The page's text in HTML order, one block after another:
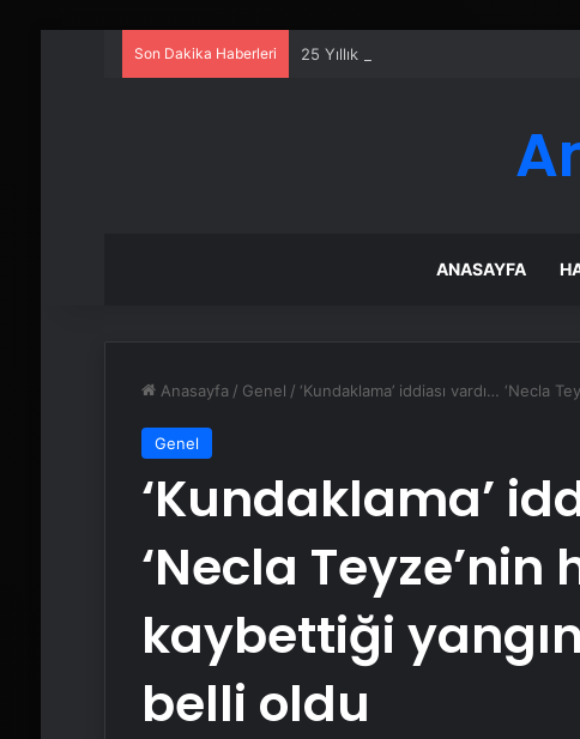
Son Dakika Haberleri 25 Yıllık Miras Davasında Gözler
ANASAYFA
Anasayfa / Genel / ‘Kundaklama’ iddiası vardı… ‘Necla
Genel
‘Kundaklama’
‘Necla Teyze’nin
kaybettiği
belli oldu